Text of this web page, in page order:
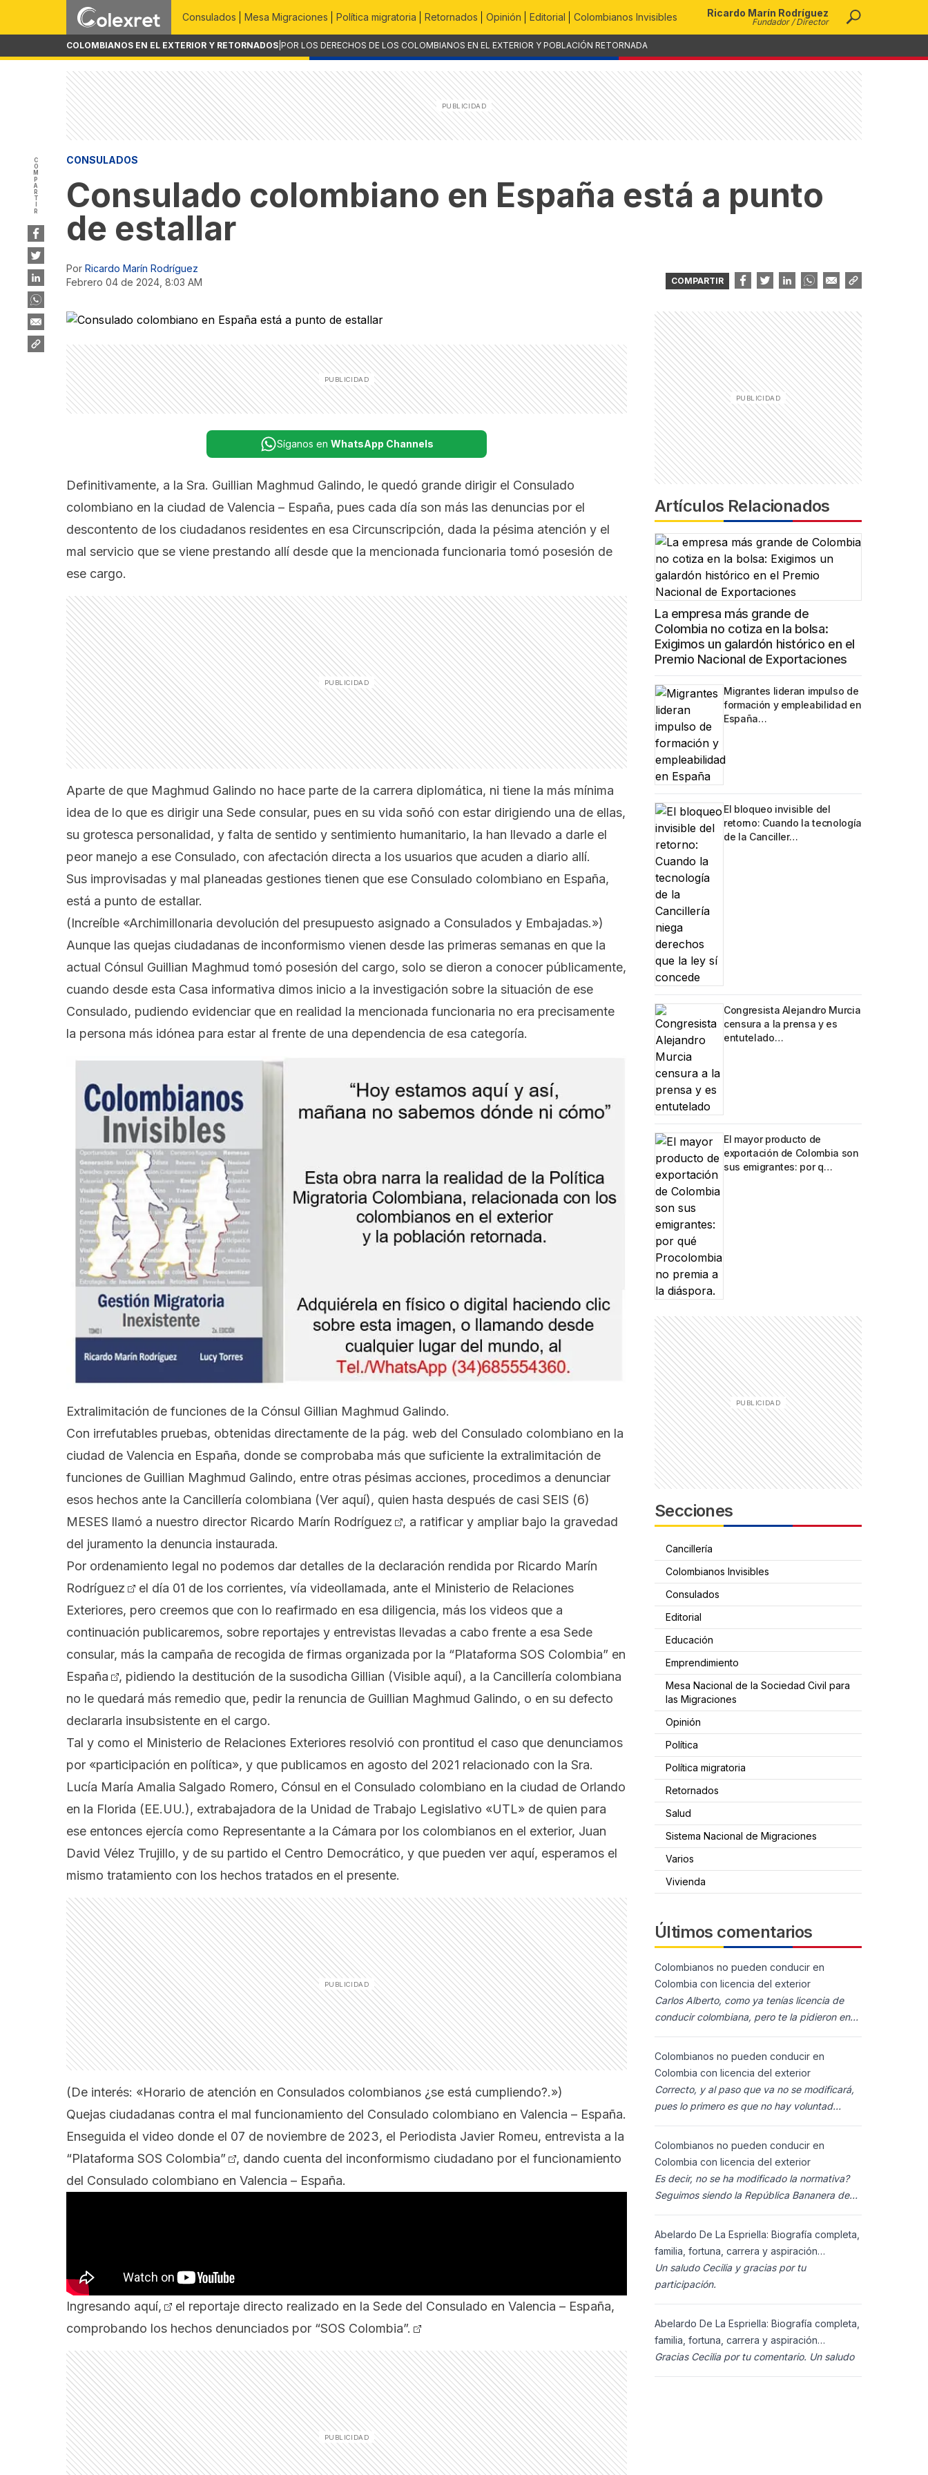
Consulados Mesa Migraciones Política migratoria Retornados Opinión Editorial Colombianos Invisibles Ricardo Marín Rodríguez
Fundador / Director
COLOMBIANOS EN EL EXTERIOR Y RETORNADOS POR LOS DERECHOS DE LOS COLOMBIANOS EN EL EXTERIOR Y POBLACIÓN RETORNADA
COMPARTIR CONSULADOS
Consulado colombiano en España está a punto
de estallar
Por Ricardo Marín Rodríguez
febrero 04 de 2024, 8:03 AM
COMPARTIR
Síganos en WhatsApp Channels
Definitivamente, a la Sra. Guillian Maghmud Galindo, le quedó grande dirigir el Consulado
colombiano en la ciudad de Valencia – España, pues cada día son más las denuncias por el
descontento de los ciudadanos residentes en esa Circunscripción, dada la pésima atención y el
mal servicio que se viene prestando allí desde que la mencionada funcionaria tomó posesión de
ese cargo.
Aparte de que Maghmud Galindo no hace parte de la carrera diplomática, ni tiene la más mínima
idea de lo que es dirigir una Sede consular, pues en su vida soñó con estar dirigiendo una de ellas,
su grotesca personalidad, y falta de sentido y sentimiento humanitario, la han llevado a darle el
peor manejo a ese Consulado, con afectación directa a los usuarios que acuden a diario allí.
Sus improvisadas y mal planeadas gestiones tienen que ese Consulado colombiano en España,
está a punto de estallar.
(Increíble «Archimillonaria devolución del presupuesto asignado a Consulados y Embajadas.»)
Aunque las quejas ciudadanas de inconformismo vienen desde las primeras semanas en que la
actual Cónsul Guillian Maghmud tomó posesión del cargo, solo se dieron a conocer públicamente,
cuando desde esta Casa informativa dimos inicio a la investigación sobre la situación de ese
Consulado, pudiendo evidenciar que en realidad la mencionada funcionaria no era precisamente
la persona más idónea para estar al frente de una dependencia de esa categoría.
Extralimitación de funciones de la Cónsul Gillian Maghmud Galindo.
Con irrefutables pruebas, obtenidas directamente de la pág. web del Consulado colombiano en la
ciudad de Valencia en España, donde se comprobaba más que suficiente la extralimitación de
funciones de Guillian Maghmud Galindo, entre otras pésimas acciones, procedimos a denunciar
esos hechos ante la Cancillería colombiana (Ver aquí), quien hasta después de casi SEIS (6)
MESES llamó a nuestro director Ricardo Marín Rodríguez
, a ratificar y ampliar bajo la gravedad
del juramento la denuncia instaurada.
Por ordenamiento legal no podemos dar detalles de la declaración rendida por Ricardo Marín
Rodríguez
el día 01 de los corrientes, vía videollamada, ante el Ministerio de Relaciones
Exteriores, pero creemos que con lo reafirmado en esa diligencia, más los videos que a
continuación publicaremos, sobre reportajes y entrevistas llevadas a cabo frente a esa Sede
consular, más la campaña de recogida de firmas organizada por la “Plataforma SOS Colombia” en
España
, pidiendo la destitución de la susodicha Gillian (Visible aquí), a la Cancillería colombiana
no le quedará más remedio que, pedir la renuncia de Guillian Maghmud Galindo, o en su defecto
declararla insubsistente en el cargo.
Tal y como el Ministerio de Relaciones Exteriores resolvió con prontitud el caso que denunciamos
por «participación en política», y que publicamos en agosto del 2021 relacionado con la Sra.
Lucía María Amalia Salgado Romero, Cónsul en el Consulado colombiano en la ciudad de Orlando
en la Florida (EE.UU.), extrabajadora de la Unidad de Trabajo Legislativo «UTL» de quien para
ese entonces ejercía como Representante a la Cámara por los colombianos en el exterior, Juan
David Vélez Trujillo, y de su partido el Centro Democrático, y que pueden ver aquí, esperamos el
mismo tratamiento con los hechos tratados en el presente.
(De interés: «Horario de atención en Consulados colombianos ¿se está cumpliendo?.»)
Quejas ciudadanas contra el mal funcionamiento del Consulado colombiano en Valencia – España.
Enseguida el video donde el 07 de noviembre de 2023, el Periodista Javier Romeu, entrevista a la
“Plataforma SOS Colombia”
, dando cuenta del inconformismo ciudadano por el funcionamiento
del Consulado colombiano en Valencia – España.
Ingresando aquí,
el reportaje directo realizado en la Sede del Consulado en Valencia – España,
comprobando los hechos denunciados por “SOS Colombia”.
Artículos Relacionados
La empresa más grande de
Colombia no cotiza en la bolsa:
Exigimos un galardón histórico en el
Premio Nacional de Exportaciones
Migrantes lideran impulso de
formación y empleabilidad en
España…
El bloqueo invisible del
retorno: Cuando la tecnología
de la Canciller…
Congresista Alejandro Murcia
censura a la prensa y es
entutelado…
El mayor producto de
exportación de Colombia son
sus emigrantes: por q…
Secciones
Cancillería
Colombianos Invisibles
Consulados
Editorial
Educación
Emprendimiento
Mesa Nacional de la Sociedad Civil para
las Migraciones
Opinión
Política
Política migratoria
Retornados
Salud
Sistema Nacional de Migraciones
Varios
Vivienda
Últimos comentarios
Colombianos no pueden conducir en
Colombia con licencia del exterior
Carlos Alberto, como ya tenías licencia de
conducir colombiana, pero te la pidieron en
Colombia (s
Colombianos no pueden conducir en
Colombia con licencia del exterior
Correcto, y al paso que va no se modificará,
pues lo primero es que no hay voluntad
ciudadanos n
Colombianos no pueden conducir en
Colombia con licencia del exterior
Es decir, no se ha modificado la normativa?
Seguimos siendo la República Bananera de
Abelardo De La Espriella: Biografía completa,
familia, fortuna, carrera y aspiración
presidencial 2026.
Un saludo Cecilia y gracias por tu
participación.
Abelardo De La Espriella: Biografía completa,
familia, fortuna, carrera y aspiración
presidencial 2026.
Gracias Cecilia por tu comentario. Un saludo